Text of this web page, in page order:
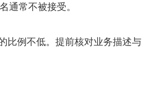
通常不被接受。
比例不低。提前核对业务描述与